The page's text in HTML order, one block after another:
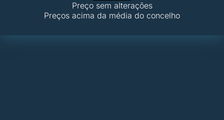
Preço sem alterações
Preços acima da média do concelho